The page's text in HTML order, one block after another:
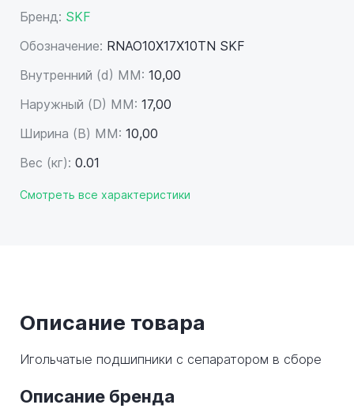
Бренд: SKF
Обозначение: RNAO10X17X10TN SKF
Внутренний (d) ММ: 10,00
Наружный (D) ММ: 17,00
Ширина (B) MM: 10,00
Вес (кг): 0.01
Смотреть все характеристики
Описание товара
Игольчатые подшипники с сепаратором в сборе
Описание бренда